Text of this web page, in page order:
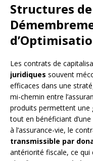
Structures
Les contrats de
juridiques souvent
efficaces dans une
mi-chemin entre
produits permettent une
tout en bénéficiant
à l’assurance-vie, le
transmissible par
antériorité fiscale, ce qui